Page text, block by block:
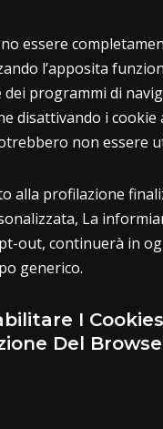
essere
l’apposita
programmi di
disattivando i cookie
non essere
alla profilazione
La
out, continuerà in
generico.
I
Del